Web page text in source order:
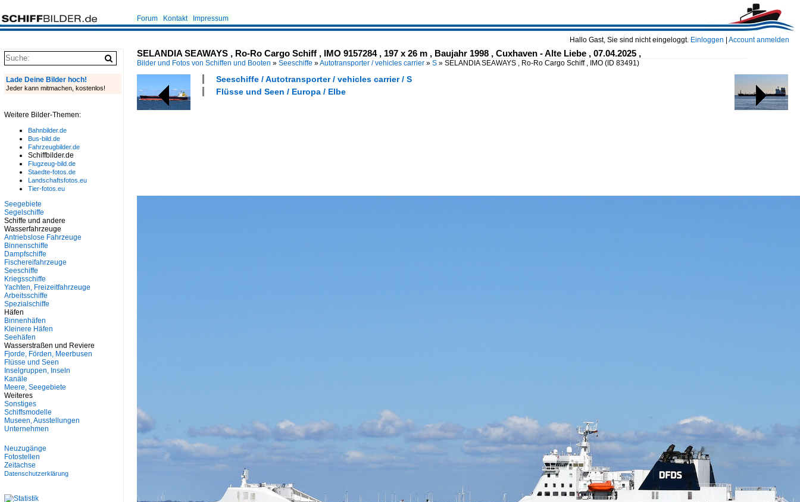
Hallo Gast, Sie sind nicht eingeloggt. Einloggen Account anmelden
Forum Kontakt Impressum
SELANDIA SEAWAYS , Ro-Ro Cargo Schiff , IMO 9157284 , 197 x 26 m , Baujahr 1998 , Cuxhaven - Alte Liebe , 07.04.2025 ,
Bilder und Fotos von Schiffen und Booten » Seeschiffe »Autotransporter / vehicles carrier » S » SELANDIA SEAWAYS , Ro-Ro Cargo Schiff , IMO (ID 83491)
Seeschiffe / Autotransporter / vehicles carrier / S
Flüsse und Seen / Europa / Elbe
Lade Deine Bilder hoch!
Jeder kann mitmachen, kostenlos!
Weitere Bilder-Themen:
Bahnbilder.de
Bus-bild.de
Fahrzeugbilder.de
Schiffbilder.de
Flugzeug-bild.de
Staedte-fotos.de
Landschaftsfotos.eu
Tier-fotos.eu
Seegebiete
Segelschiffe
Schiffe und andere
Wasserfahrzeuge
Antriebslose Fahrzeuge
Binnenschiffe
Dampfschiffe
Fischereifahrzeuge
Seeschiffe
Kriegsschiffe
Yachten, Freizeitfahrzeuge
Arbeitsschiffe
Spezialschiffe
Häfen
Binnenhäfen
Kleinere Häfen
Seehäfen
Wasserstraßen und Reviere
Fjorde, Förden, Meerbusen
Flüsse und Seen
Inselgruppen, Inseln
Kanäle
Meere, Seegebiete
Weiteres
Sonstiges
Schiffsmodelle
Museen, Ausstellungen
Unternehmen
Neuzugänge
Fotostellen
Zeitachse
Datenschutzerklärung